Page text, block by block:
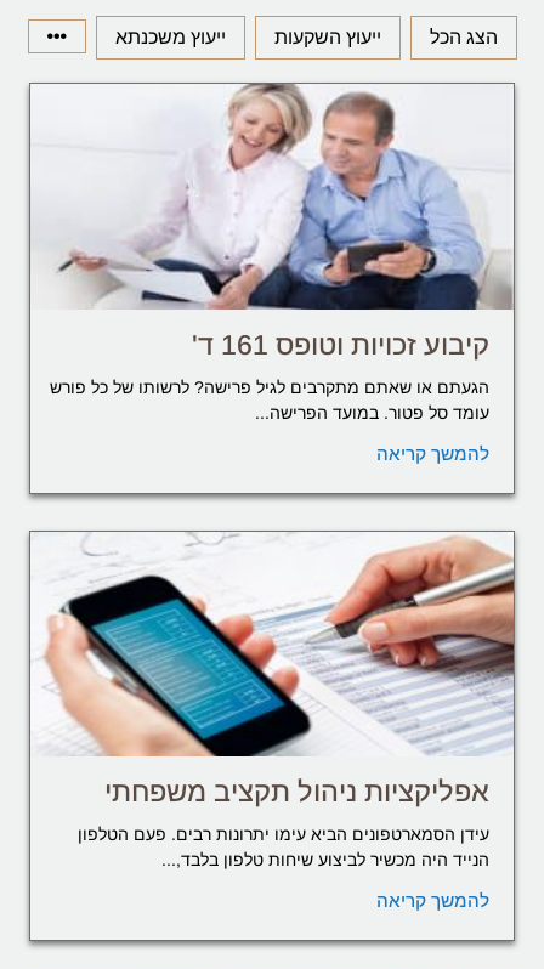
הצג הכל ייעוץ השקעות ייעוץ משכנתא
קיבוע זכויות וטופס 161 ד'
הגעתם או שאתם מתקרבים לגיל פרישה? לרשותו של כל פורש
עומד סל פטור. במועד הפרישה...
להמשך קריאה
אפליקציות ניהול תקציב משפחתי
עידן הסמארטפונים הביא עימו יתרונות רבים. פעם הטלפון
הנייד היה מכשיר לביצוע שיחות טלפון בלבד,...
להמשך קריאה